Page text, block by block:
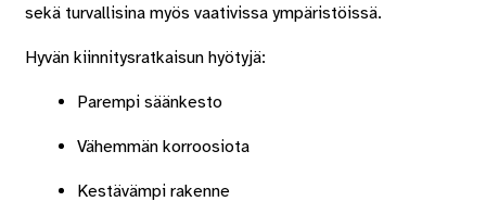
sekä turvallisina myös vaativissa ympäristöissä.
Hyvän kiinnitysratkaisun hyötyjä:
Parempi säänkesto
Vähemmän korroosiota
Kestävämpi rakenne